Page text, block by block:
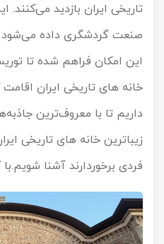
تاریخی ایران بازدید می‌کنند.
صنعت گردشگری داده می‌شود و
این امکان فراهم شده تا
خانه های تاریخی ایران
داریم تا با معروف‌ترین
زیباترین خانه های تاریخی
فردی برخوردارند آشنا
تور کویر ابوزیدآباد
تور هرمز
تور مرداب سراوان
تور گلستان
تور سوباتان